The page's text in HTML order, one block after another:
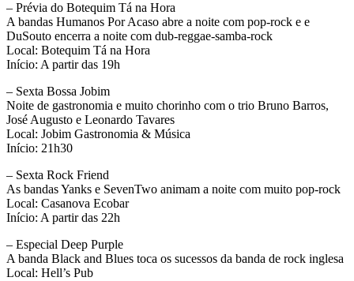
– Prévia do Botequim Tá na Hora
A bandas Humanos Por Acaso abre a noite com pop-rock e e
DuSouto encerra a noite com dub-reggae-samba-rock
Local: Botequim Tá na Hora
Início: A partir das 19h
– Sexta Bossa Jobim
Noite de gastronomia e muito chorinho com o trio Bruno Barros,
José Augusto e Leonardo Tavares
Local: Jobim Gastronomia & Música
Início: 21h30
– Sexta Rock Friend
As bandas Yanks e SevenTwo animam a noite com muito pop-rock
Local: Casanova Ecobar
Início: A partir das 22h
– Especial Deep Purple
A banda Black and Blues toca os sucessos da banda de rock inglesa
Local: Hell’s Pub